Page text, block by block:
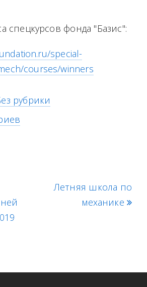
спецкурсов фонда "Базис":
special-
courses/winners
рубрики
n
Летняя школа по
механике